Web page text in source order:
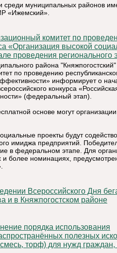
среди муниципальных районов
«Ижемский».
«Организация высокой
проведения регионального
района
по проведению
информирует о
конкурса
(федеральный этап).
основе могут
проекты будут
имиджа предприятий.
в федеральном этапе. Для
и более номинациях,
и в Княжпогостском районе
полезных
торф) для нужд